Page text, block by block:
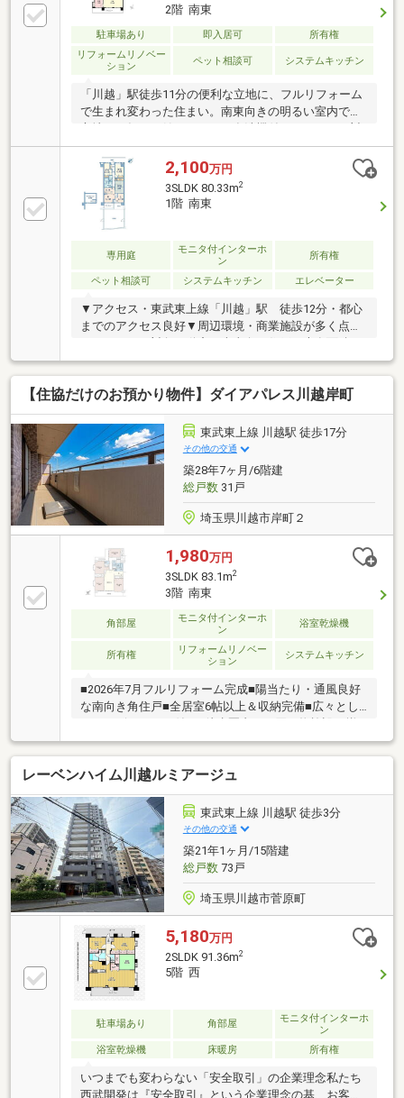
2階 南東
駐車場あり 即入居可
所有権
リフォームリノベー
ション
ペット相談可 システムキッチン
「川越」駅徒歩11分の便利な立地に、フルリフォーム
で生まれ変わった住まい。南東向きの明るい室内で、
面キッチンが家事の時間を短縮し、その分、家族やペ
ットとの時間をもっと大切に。豊富な収納ですっきり
と片付く空間を保ちやすく、オートロックを備えた安
心の住環境も魅力。利便性と快適性、そしてペットと
暮らす楽しさを兼ね備えた一邸です。
2,100万円
3SLDK 80.33m2
1階 南東
専用庭
モニタ付インターホ
ン
所有権
ペット相談可 システムキッチン エレベーター
▼アクセス・東武東上線「川越」駅 徒歩12分・都心
までのアクセス良好▼周辺環境・商業施設が多く点在
80.33㎡の3LDKタイプの間取・バルコニー面積：5.40
㎡・ペット飼育可（ただし規約による制限有）
▼LIFE INFORMATION○田中青果 川越仙波店・・・
徒歩10分（約760m）○東武ストア 川越マイン
店・・・徒歩10分（約800m）○ウエルシア 川越岸町
店・・・徒歩9分（約670m）〇セブンイレブン 川越
岸町店・・・徒歩4分（約290m）
【住協だけのお預かり物件】ダイアパレス川越岸町
東武東上線 川越駅 徒歩17分
その他の交通
築28年7ヶ月/6階建
総戸数31戸
埼玉県川越市岸町２
1,980万円
3SLDK 83.1m2
3階 南東
角部屋
モニタ付インターホ
ン
浴室乾燥機
所有権
リフォームリノベー
ション
システムキッチン
■2026年7月フルリフォーム完成■陽当たり・通風良好
な南向き角住戸■全居室6帖以上＆収納完備■広々とし
たサービスルーム付き■徒歩圏内にお買い物施設が揃
う快適エリア■幼稚園や保育園が近く、子育て世代に
おすすめ■ＪＲ・東武東上線「川越」駅まで徒歩17分
の好立地など詳しくは住協入間支店までお問い合わせ
ください。当日の見学ご希望の方は、お電話いただけ
ますとスムーズにご案内が可能です。住協入間支店：
0120-38-6651（通話無料）
レーベンハイム川越ルミアージュ
東武東上線 川越駅 徒歩3分
その他の交通
築21年1ヶ月/15階建
総戸数73戸
埼玉県川越市菅原町
5,180万円
2SLDK 91.36m2
5階 西
駐車場あり 角部屋
モニタ付インターホ
ン
浴室乾燥機
床暖房 所有権
いつまでも変わらない「安全取引」の企業理念私たち
西武開発は『安全取引』という企業理念の基、お客様